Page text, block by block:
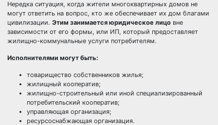
Нередка ситуация, когда жители многоквартирных домов не
могут ответить на вопрос, кто же обеспечивает их дом благами
цивилизации. Этим занимается юридическое лицо вне
зависимости от его формы, или ИП, который предоставляет
жилищно-коммунальные услуги потребителям.
Исполнителями могут быть:
товарищество собственников жилья;
жилищный кооператив;
жилищно-строительный или иной специализированный
потребительский кооператив;
управляющая организация;
ресурсоснабжающая организация.